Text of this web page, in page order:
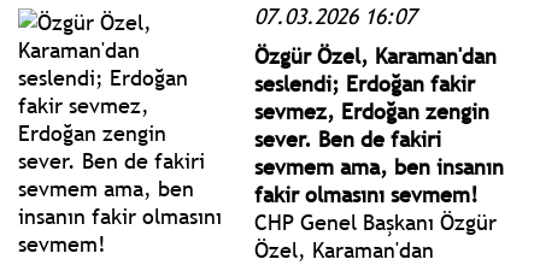
"8 Mart Dünya Kadınlar
Günü" dolayısıyla
"Sürdürülebilir Kalkınmada
Kadın Hamlesi" temasıyla
düzenlenen iftar
programına katıldı.
07.03.2026 16:07
Özgür Özel, Karaman'dan
seslendi; Erdoğan fakir
sevmez, Erdoğan zengin
sever. Ben de fakiri
sevmem ama, ben insanın
fakir olmasını sevmem!
CHP Genel Başkanı Özgür
Özel, Karaman'dan